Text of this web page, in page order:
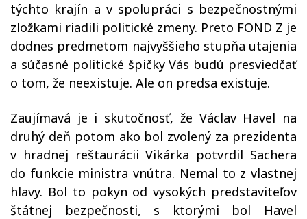
týchto krajín a v spolupráci s bezpečnostnými
zložkami riadili politické zmeny. Preto FOND Z je
dodnes predmetom najvyššieho stupňa utajenia
a súčasné politické špičky Vás budú presviedčať
o tom, že neexistuje. Ale on predsa existuje.
Zaujímavá je i skutočnosť, že Václav Havel na
druhý deň potom ako bol zvolený za prezidenta
v hradnej reštaurácii Vikárka potvrdil Sachera
do funkcie ministra vnútra. Nemal to z vlastnej
hlavy. Bol to pokyn od vysokých predstaviteľov
štátnej bezpečnosti, s ktorými bol Havel